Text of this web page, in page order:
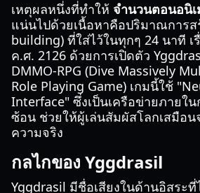
เหตุผลหนึ่งที่ทำให้ จำนวนตอนอนิ
แน่นไปด้วยเนื้อหาคือปริมาณการส
building) ที่ใส่ไว้ในทุกๆ 24 นาที เ
ค.ศ. 2126 ด้วยการเปิดตัว
DMMO-RPG (Dive Massively
Role Playing Game) เกมนี้ใช้
Interface" ซึ่งเป็นเครือข่ายภายใ
ซ้อน ช่วยให้ผู้เล่นสัมผัสโลกเสมือน
ความจริง
กลไกของ Yggdrasil
Yggdrasil มีชื่อเสียงในด้านอิสระ